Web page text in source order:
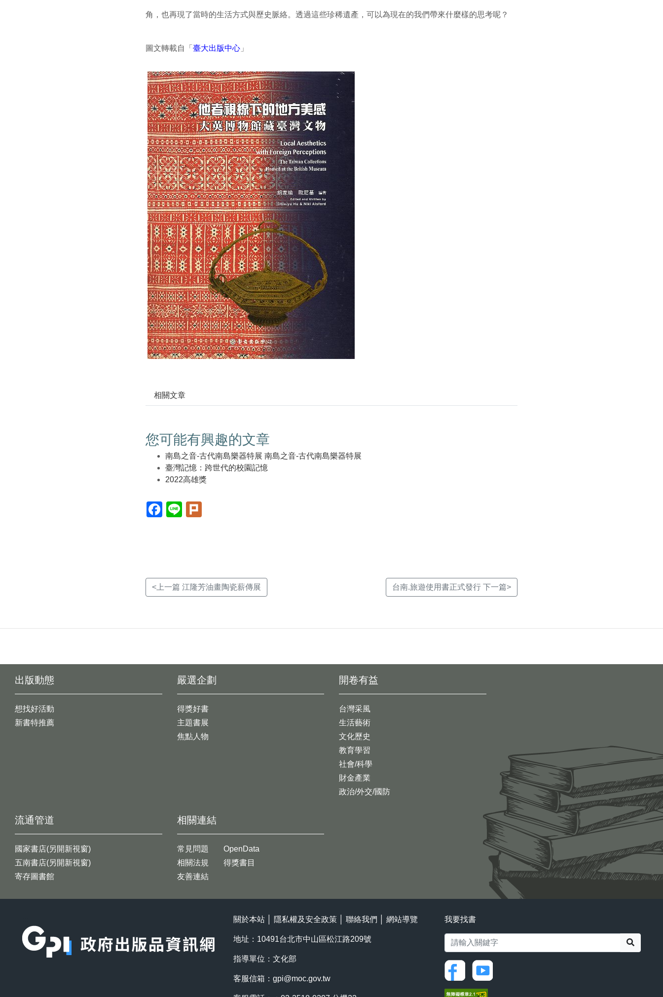
角，也再現了當時的生活方式與歷史脈絡。透過這些珍稀遺產，可以為現在的我們帶來什麼樣的思考呢？
圖文轉載自「 臺大出版中心 」
相關文章
您可能有興趣的文章
南島之音-古代南島樂器特展 南島之音-古代南島樂器特展
臺灣記憶：跨世代的校園記憶
2022高雄獎
Facebook(另
開
Line(另
開
<上一篇 江隆芳油畫陶瓷薪傳展 台南.旅遊使用書正式發行 下一篇>
出版動態
想找好活動
新書特推薦
開卷有益
台灣采風
生活藝術
文化歷史
教育學習
社會/科學
財金產業
政治/外交/國防
嚴選企劃
得獎好書
主題書展
焦點人物
流通管道
國家書店(另開新視窗)
五南書店(另開新視窗)
寄存圖書館
相關連結
常見問題
相關法規
友善連結
OpenData
得獎書目
關於本站 隱私權及安全政策 聯絡我們 網站導覽
地址：10491台北市中山區松江路209號
指導單位：文化部
客服信箱： gpi@moc.gov.tw
我要找書